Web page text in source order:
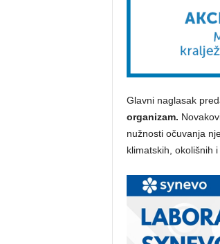
Glavni naglasak
organizam.
nužnosti očuvanja
klimatskih, okolišnih